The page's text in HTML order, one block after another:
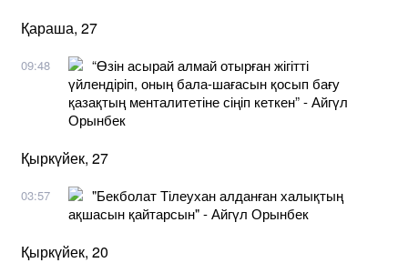
Қараша, 27
09:48
“Өзін асырай алмай отырған жігітті
үйлендіріп, оның бала-шағасын қосып бағу
қазақтың менталитетіне сіңіп кеткен” - Айгүл
Орынбек
Қыркүйек, 27
03:57
"Бекболат Тілеухан алданған халықтың
ақшасын қайтарсын" - Айгүл Орынбек
Қыркүйек, 20